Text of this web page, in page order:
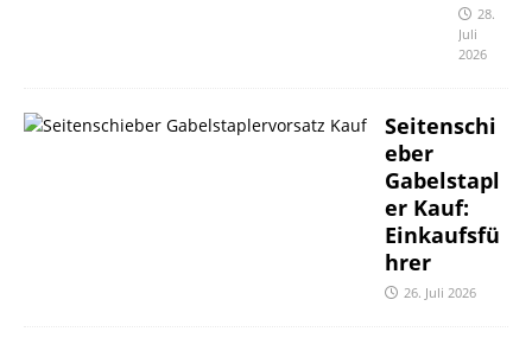
28.
Juli
2026
Seitenschi
eber
Gabelstapl
er Kauf:
Einkaufsfü
hrer
26. Juli 2026